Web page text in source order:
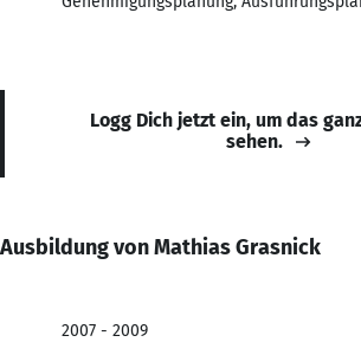
Logg Dich jetzt ein, um das
sehen.
Ausbildung von Mathias Grasnick
2007 - 2009